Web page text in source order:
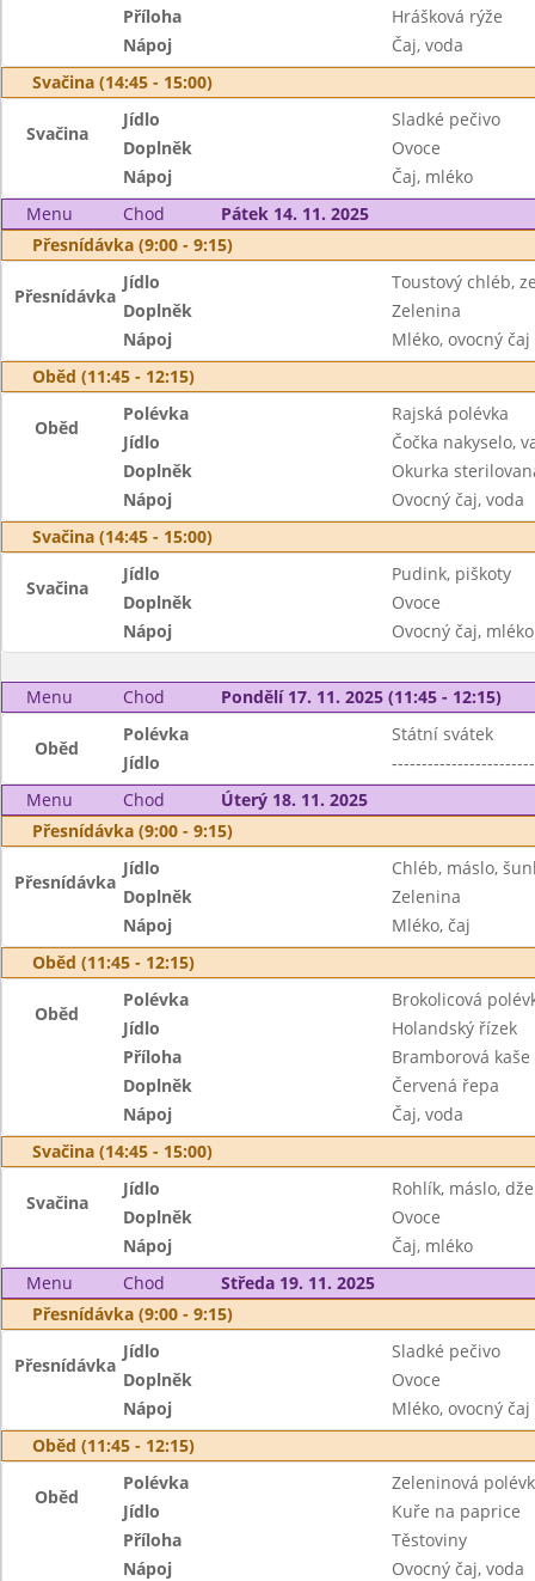
Příloha
Hrášková rýže
Nápoj
Čaj, voda
Svačina (14:45 - 15:00)
Svačina
Jídlo
Sladké pečivo
Doplněk
Ovoce
Nápoj
Čaj, mléko
Menu
Chod
Pátek 14. 11. 2025
Přesnídávka (9:00 - 9:15)
Přesnídávka
Jídlo
Toustový chléb,
Doplněk
Zelenina
Nápoj
Mléko, ovocný čaj
Oběd (11:45 - 12:15)
Oběd
Polévka
Rajská polévka
Jídlo
Čočka nakyselo,
Doplněk
Okurka
Nápoj
Ovocný čaj, voda
Svačina (14:45 - 15:00)
Svačina
Jídlo
Pudink, piškoty
Doplněk
Ovoce
Nápoj
Ovocný čaj, mléko
Menu Chod Pondělí 17. 11. 2025 (11:45 - 12:15)
Oběd
Polévka
Státní svátek
Jídlo
Menu
Chod
Úterý 18. 11. 2025
Přesnídávka (9:00 - 9:15)
Přesnídávka
Jídlo
Chléb, máslo,
Doplněk
Zelenina
Nápoj
Mléko, čaj
Oběd (11:45 - 12:15)
Oběd
Polévka
Brokolicová
Jídlo
Holandský řízek
Příloha
Bramborová kaše
Doplněk
Červená řepa
Nápoj
Čaj, voda
Svačina (14:45 - 15:00)
Svačina
Jídlo
Rohlík, máslo,
Doplněk
Ovoce
Nápoj
Čaj, mléko
Menu
Chod
Středa 19. 11. 2025
Přesnídávka (9:00 - 9:15)
Přesnídávka
Jídlo
Sladké pečivo
Doplněk
Ovoce
Nápoj
Mléko, ovocný čaj
Oběd (11:45 - 12:15)
Oběd
Polévka
Zeleninová
Jídlo
Kuře na paprice
Příloha
Těstoviny
Nápoj
Ovocný čaj, voda